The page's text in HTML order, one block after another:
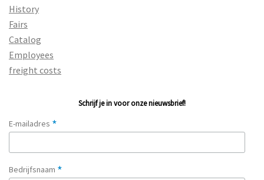
History
Fairs
Catalog
Employees
freight costs
Schrijf je in voor onze nieuwsbrief!
E-mailadres *
Bedrijfsnaam *